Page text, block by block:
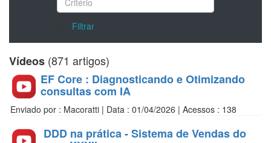
Filtrar
Vídeos (871 artigos)
EF Core : Diagnosticando e Otimizando
consultas com IA
Enviado por : Macoratti | Data : 01/04/2026 | Acessos : 138
DDD na prática - Sistema de Vendas do